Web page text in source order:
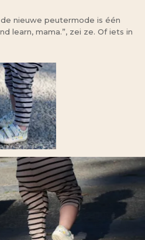
nieuwe peutermode is één
learn, mama.”, zei ze. Of iets in